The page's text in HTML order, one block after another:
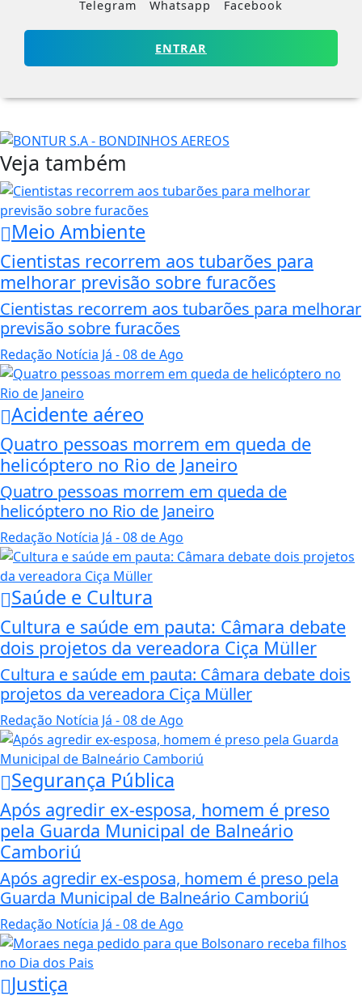
Telegram Whatsapp Facebook
ENTRAR
Veja também
Meio Ambiente
Cientistas recorrem aos tubarões para
melhorar previsão sobre furacões
Cientistas recorrem aos tubarões para melhorar
previsão sobre furacões
Redação Notícia Já - 08 de Ago
Acidente aéreo
Quatro pessoas morrem em queda de
helicóptero no Rio de Janeiro
Quatro pessoas morrem em queda de
helicóptero no Rio de Janeiro
Redação Notícia Já - 08 de Ago
Saúde e Cultura
Cultura e saúde em pauta: Câmara debate
dois projetos da vereadora Ciça Müller
Cultura e saúde em pauta: Câmara debate dois
projetos da vereadora Ciça Müller
Redação Notícia Já - 08 de Ago
Segurança Pública
Após agredir ex-esposa, homem é preso
pela Guarda Municipal de Balneário
Camboriú
Após agredir ex-esposa, homem é preso pela
Guarda Municipal de Balneário Camboriú
Redação Notícia Já - 08 de Ago
Justiça